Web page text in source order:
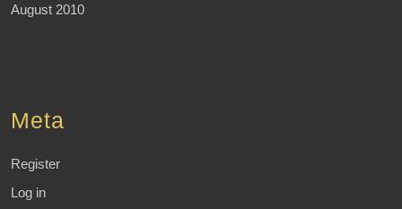
August 2010
Meta
Register
Log in